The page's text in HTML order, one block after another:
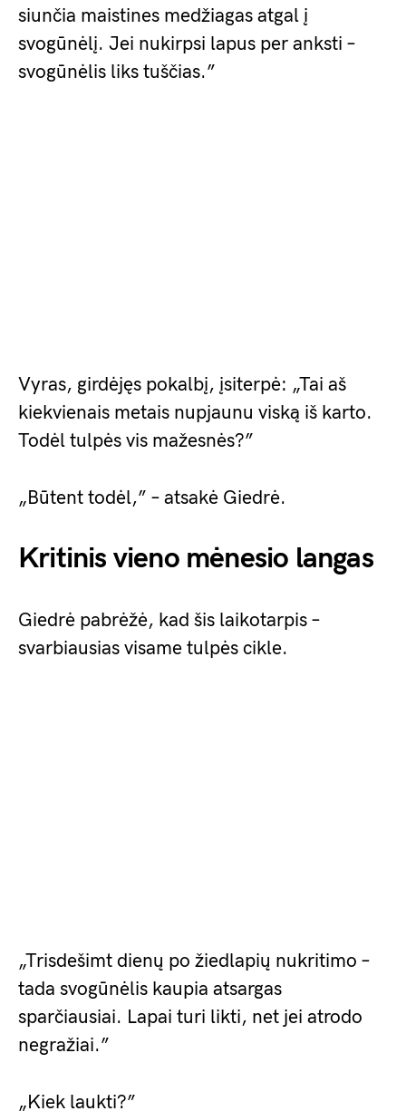
siunčia maistines medžiagas atgal į
svogūnėlį. Jei nukirpsi lapus per anksti –
svogūnėlis liks tuščias.”
Vyras, girdėjęs pokalbį, įsiterpė: „Tai aš
kiekvienais metais nupjaunu viską iš karto.
Todėl tulpės vis mažesnės?”
„Būtent todėl,” – atsakė Giedrė.
Kritinis vieno mėnesio langas
Giedrė pabrėžė, kad šis laikotarpis –
svarbiausias visame tulpės cikle.
„Trisdešimt dienų po žiedlapių nukritimo –
tada svogūnėlis kaupia atsargas
sparčiausiai. Lapai turi likti, net jei atrodo
negražiai.”
„Kiek laukti?”